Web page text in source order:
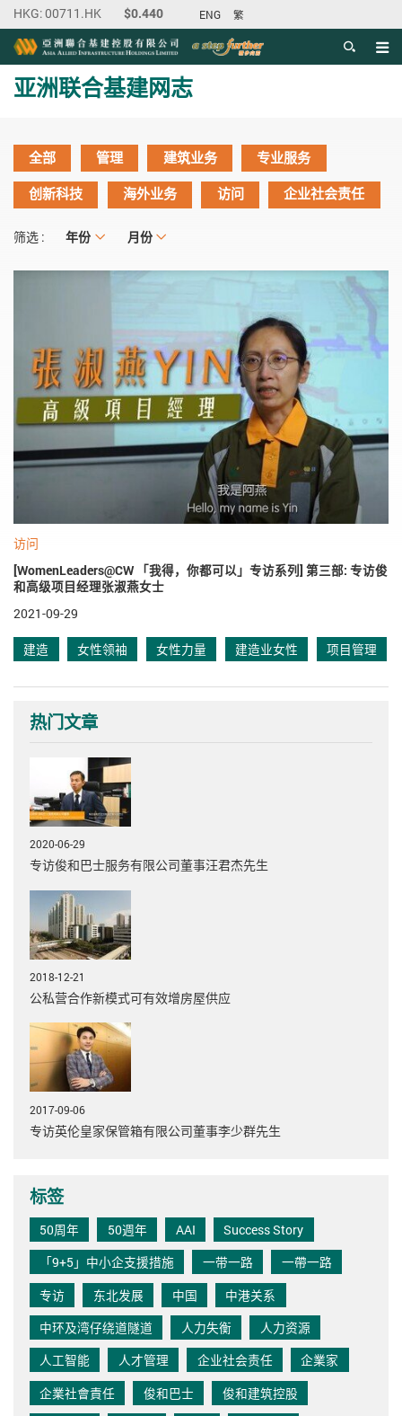
ENG 繁
目录
主内容开始
亚洲联合基建网志
全部 管理 建筑业务
专业服务
创新科技
海外业务 访问 企业社会责任
筛选 : 年份
年份 月份
月份
访问
[WomenLeaders@CW 「我得，你都可以」专访系列] 第三部: 专访俊
和高级项目经理张淑燕女士
2021-09-29
建造 女性领袖 女性力量 建造业女性 项目管理
热门文章
2020-06-29
专访俊和巴士服务有限公司董事汪君杰先生
2018-12-21
公私营合作新模式可有效增房屋供应
2017-09-06
专访英伦皇家保管箱有限公司董事李少群先生
标签
50周年 50週年 AAI
Success Story
「9+5」中小企支援措施
一带一路
一帶一路
专访
东北发展 中国
中港关系
中环及湾仔绕道隧道
人力失衡
人力资源
人工智能
人才管理 企业社会责任
企業家
企業社會責任
俊和巴士
俊和建筑控股